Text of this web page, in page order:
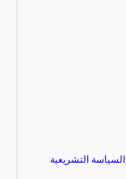
السياسة التشريعية